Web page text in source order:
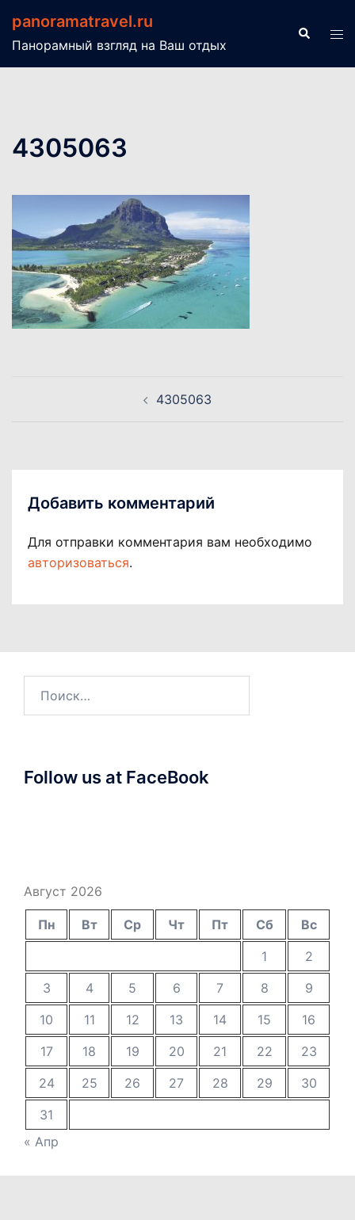
содержимому
panoramatravel.ru
Панорамный взгляд на Ваш отдых
Поиск
4305063
4305063
Добавить комментарий
Для отправки комментария вам необходимо
авторизоваться.
Follow us at FaceBook
Август 2026
Пн Вт Ср Чт Пт Сб
Вс
1
2
3
4 5 6 7 8
9
10
11 12 13 14 15
16
17
18 19 20 21 22
23
24
25 26 27 28 29
30
31
« Апр